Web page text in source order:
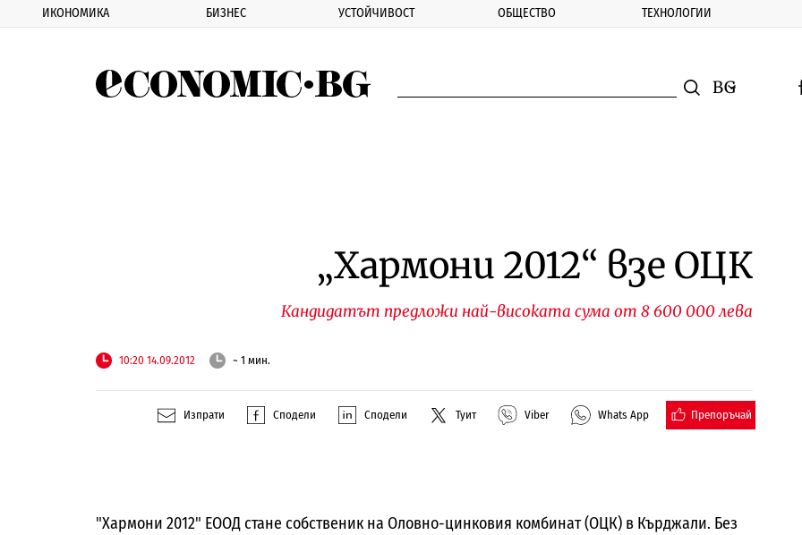
ИКОНОМИКА БИЗНЕС УСТОЙЧИВОСТ ОБЩЕСТВО ТЕХНОЛОГИИ
Смяна на
„Хармони 2012“ взе ОЦК
Кандидатът предложи най-високата сума от 8 600 000 лева
10:20 14.09.2012 ~ 1 мин.
Изпрати Сподели Сподели Туит Viber Whats App Препоръчай
"Хармони 2012" ЕООД стане собственик на Оловно-цинковия комбинат (ОЦК) в Кърджали. Без